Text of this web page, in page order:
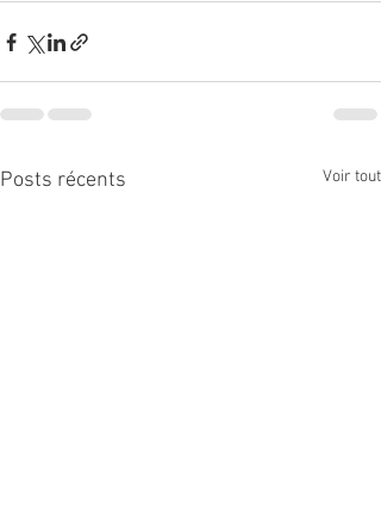
Posts récents Voir tout